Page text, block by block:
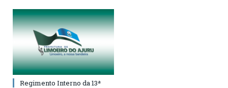
Regimento Interno da 13ª